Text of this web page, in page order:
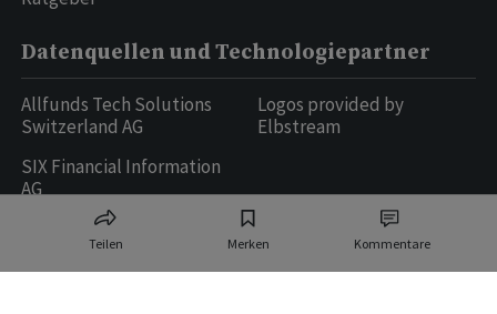
Teilen Merken Kommentare
Datenquellen und Technologiepartner
Allfunds Tech Solutions
Switzerland AG
SIX Financial Information
AG
Logos provided by
Elbstream
Ringier AG | Ringier Medien Schweiz